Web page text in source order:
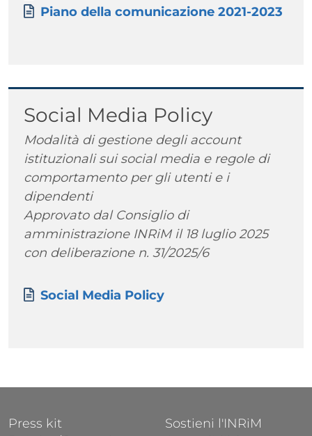
Documento
Piano della comunicazione 2021-2023
Titolo
Social Media Policy
Testo
Modalità di gestione degli account
istituzionali sui social media e regole di
comportamento per gli utenti e i
dipendenti
Approvato dal Consiglio di
amministrazione INRiM il 18 luglio 2025
con deliberazione n. 31/2025/6
Paragrafo
Allegati
Documento
Social Media Policy
FOOTER 1
Press kit
FOOTER 2
Sostieni l'INRiM